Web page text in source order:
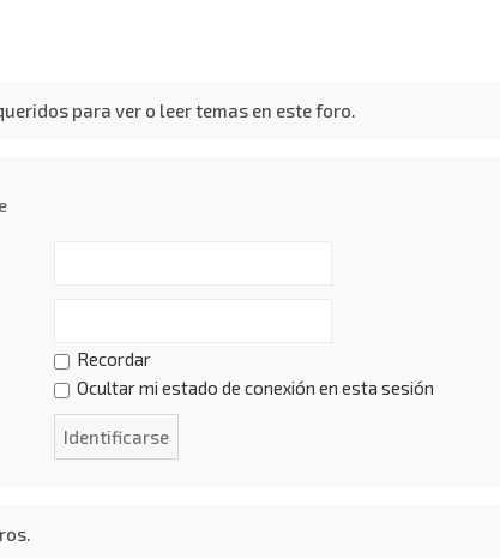
para ver o leer temas en este foro.
Recordar
Ocultar mi estado de conexión en esta sesión